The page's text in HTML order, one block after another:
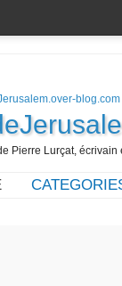
Pierre Lurçat,